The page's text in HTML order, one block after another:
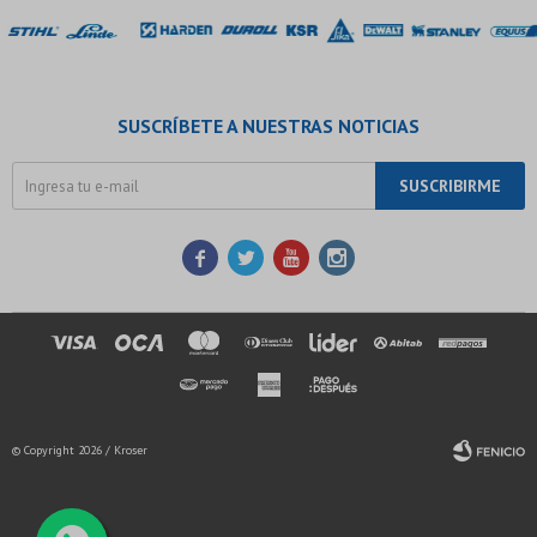
SUSCRÍBETE A NUESTRAS NOTICIAS
SUSCRIBIRME
   
© Copyright 2026 / Kroser